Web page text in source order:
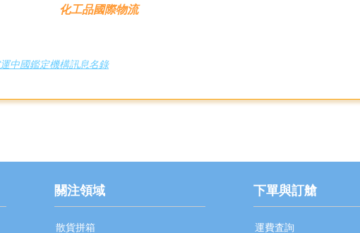
化工品國際物流
中國鑑定機構訊息名錄
關注領域
散貨拼箱
下單與訂艙
運費査詢